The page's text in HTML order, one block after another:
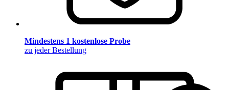
Mindestens 1 kostenlose Probe
zu jeder Bestellung